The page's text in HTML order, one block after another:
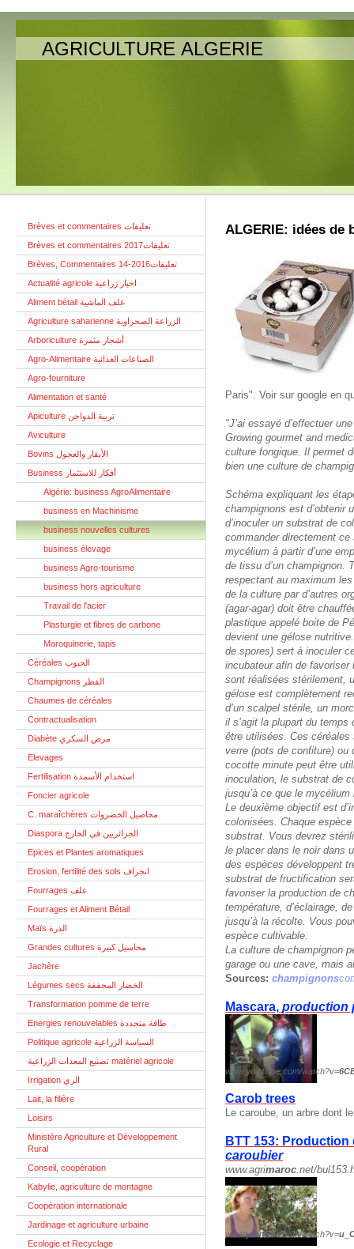
AGRICULTURE ALGERIE
Brèves et commentaires تعليقات
Brèves et commentaires تعليقات2017
Brèves, Commentaires تعليقات2016-14
Actualité agricole اخبار زراعية
Aliment bétail علف الماشية
Agriculture saharienne الزراعة الصحراوية
Arboriculture أشجار مثمرة
Agro-Alimentaire الصناعات الغذائية
Agro-fourniture
Alimentation et santé
Apiculture تربية الدواجن
Aviculture
Bovins الأبقار والعجول
Business أفكار للاستثمار
Algérie: business AgroAlimentaire
business en Machinisme
business nouvelles cultures
business élevage
business Agro-tourisme
business hors agriculture
Travail de l'acier
Plasturgie et fibres de carbone
Maroquinerie, tapis
Céréales الحبوب
Champignons الفطر
Chaumes de céréales
Contractualisation
Diabète مرض السكري
Elevages
Fertilisation استخدام الأسمدة
Foncier agricole
C. maraîchères محاصيل الخضروات
Diaspora الجزائريين في الخارج
Epices et Plantes aromatiques
Erosion, fertilité des sols انجراف
Fourrages علف
Fourrages et Aliment Bétail
Maïs الذرة
Grandes cultures محاسيل كبيرة
Jachère
Légumes secs الخضار المجففة
Transformation pomme de terre
Energies renouvelables طاقة متجددة
Politique agricole السياسة الزراعية
تصنيع المعدات الزراعية matériel agricole
Irrigation الري
Lait, la filière
Loisirs
Ministère Agriculture et Développement
Rural
Conseil, coopération
Kabylie, agriculture de montagne
Coopération internationale
Jardinage et agriculture urbaine
Ecologie et Recyclage
ALGERIE: idées de
Paris". Voir sur google en
"J’ai essayé d’effectuer
Growing gourmet and
culture fongique. Il permet
bien une culture de
Schéma expliquant les
champignons est d’obtenir
d’inoculer un substrat de
commander directement
mycélium à partir d’une
de tissu d’un champignon.
respectant au maximum
de la culture par d’autres
(agar-agar) doit être
plastique appelé boite de
devient une gélose
de spores) sert à inoculer
incubateur afin de
sont réalisées stérilement,
gélose est complètement
d’un scalpel stérile, un
il s’agit la plupart du
être utilisées. Ces
verre (pots de confiture)
cocotte minute peut être
inoculation, le substrat de
jusqu’à ce que le
Le deuxième objectif est
colonisées. Chaque
substrat. Vous devrez
le placer dans le noir dans
des espèces développent
substrat de fructification
favoriser la production de
température, d’éclairage,
jusqu’à la récolte. Vous
espèce cultivable.
La culture de champignon
garage ou une cave, mais
Sources: champignons
Mascara, production
www. youtube .com/watch?v=
Carob trees
Le caroube, un arbre dont
BTT 153:
caroubier
www.agrimaroc.net/
www.youtube.com/watch?v=